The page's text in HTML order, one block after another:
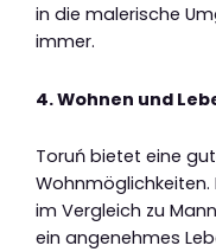
in die malerische
immer.
4. Wohnen und
Toruń bietet eine
Wohnmöglichkeiten.
im Vergleich zu
ein angenehmes